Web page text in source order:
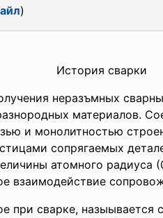
)
История сварки
неразъмных
материалов.
и монолитностью
сопрягаемых
атомного
взаимодействие
при сварке, назыывается